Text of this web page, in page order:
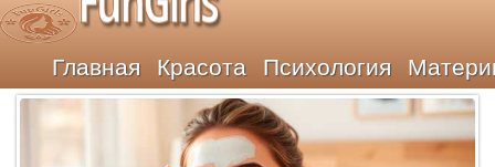
Главная Красота Психология